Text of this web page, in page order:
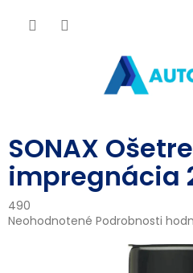
SONAX
impregnácia
490
Priemerné
Neohodnotené Podrobnosti